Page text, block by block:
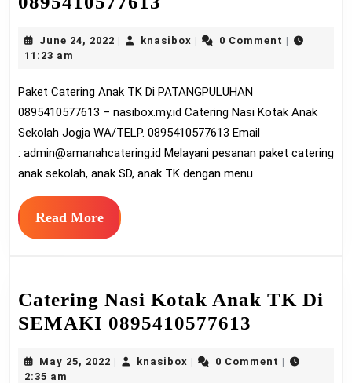
Anak
Di
PATANGPULUHAN
0895410577613
June 24, 2022 June
| knasiboxknasibox
| 0 Comment |
11:23 am
Paket Catering Anak TK Di PATANGPULUHAN
0895410577613 – nasibox.my.id Catering Nasi Kotak Anak
Sekolah Jogja WA/TELP. 0895410577613 Email
: admin@amanahcatering.id Melayani pesanan paket catering
anak sekolah, anak SD, anak TK dengan menu
Read MoreRead
More
Catering Nasi Kotak Anak TK Di
SEMAKI 0895410577613
Kotak
May 25, 2022 May
| knasiboxknasibox
| 0 Comment |
2:35 am